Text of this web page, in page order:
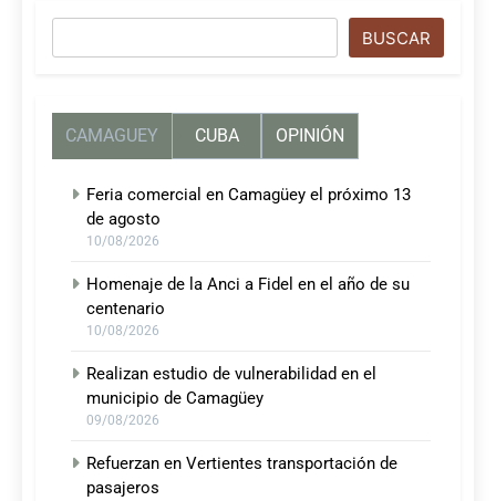
BUSCAR
CAMAGUEY CUBA OPINIÓN
Feria comercial en Camagüey el próximo 13
de agosto
10/08/2026
Homenaje de la Anci a Fidel en el año de su
centenario
10/08/2026
Realizan estudio de vulnerabilidad en el
municipio de Camagüey
09/08/2026
Refuerzan en Vertientes transportación de
pasajeros